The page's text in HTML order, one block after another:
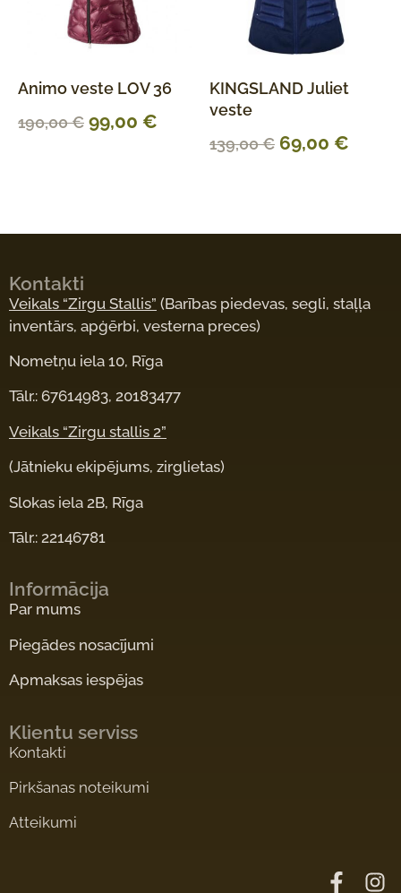
Animo veste LOV 36
190,00€ 99,00 €
KINGSLAND Juliet
veste
139,00€ 69,00 €
Kontakti
Veikals “Zirgu Stallis” (Barības piedevas, segli, staļļa
inventārs, apģērbi, vesterna preces)
Nometņu iela 10, Rīga
Tālr.: 67614983, 20183477
Veikals “Zirgu stallis 2”
(Jātnieku ekipējums, zirglietas)
Slokas iela 2B, Rīga
Tālr.: 22146781
Informācija
Par mums
Piegādes nosacījumi
Apmaksas iespējas
Klientu serviss
Kontakti
Pirkšanas noteikumi
Atteikumi